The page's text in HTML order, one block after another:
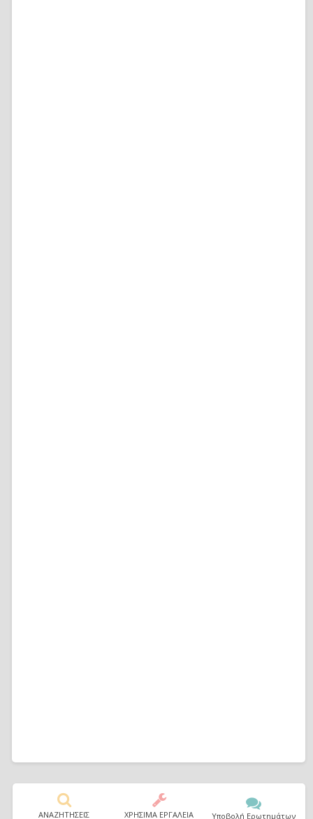
ΑΝΑΖΗΤΗΣΕΙΣ ΧΡΗΣΙΜΑ ΕΡΓΑΛΕΙΑ Υποβολή Ερωτημάτων